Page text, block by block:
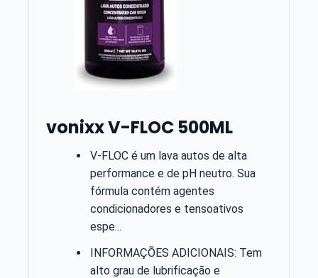
vonixx V-FLOC 500ML
V-FLOC é um lava autos de alta
performance e de pH neutro. Sua
fórmula contém agentes
condicionadores e tensoativos
espe...
INFORMAÇÕES ADICIONAIS: Tem
alto grau de lubrificação e